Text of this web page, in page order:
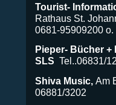
Tourist-
Rathaus St.
0681-95909200
Pieper- Bücher +
SLS Tel..06831/
Shiva Music, Am
06881/3202